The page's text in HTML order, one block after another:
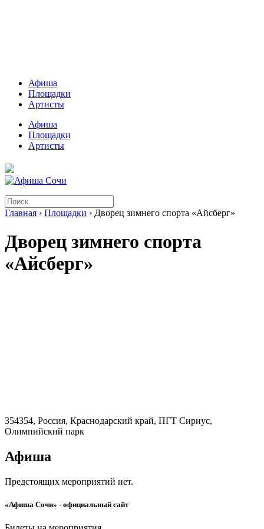
Афиша
Площадки
Артисты
Афиша
Площадки
Артисты
Главная › Площадки › Дворец зимнего спорта «Айсберг»
Дворец зимнего спорта
«Айсберг»
354354, Россия, Краснодарский край, ПГТ Сириус,
Олимпийский парк
Афиша
Предстоящих мероприятий нет.
«Афиша Сочи» - официальный сайт